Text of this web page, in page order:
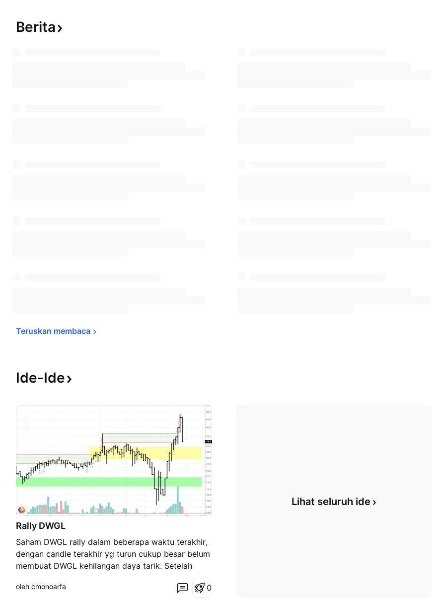
Berita
Teruskan membaca
Ide-Ide
Rally DWGL
Saham DWGL rally dalam beberapa waktu terakhir,
dengan candle terakhir yg turun cukup besar belum
membuat DWGL kehilangan daya tarik. Setelah
youtube StockTechnician
oleh cmonoarfa 0
Lihat seluruh ide